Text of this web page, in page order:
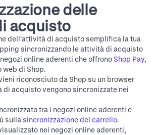
delle
acquisto
dell’attività di acquisto semplifica la tua
sincronizzando le attività di acquisto
online aderenti che offrono Shop Pay,
web di Shop.
riconosciuto da Shop su un browser
di acquisto vengono sincronizzate nei
tra i negozi online aderenti e
sulla sincronizzazione del carrello.
nei negozi online aderenti,